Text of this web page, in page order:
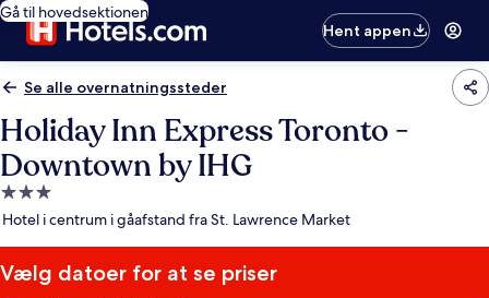
Gå til hovedsektionen
Hent appen
Se alle overnatningssteder
Holiday Inn Express Toronto -
Downtown by IHG
3.0-
stjernet
Hotel i centrum i gåafstand fra St. Lawrence Market
Vælg datoer for at se priser